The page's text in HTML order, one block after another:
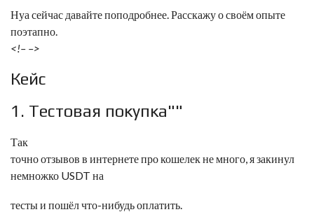
Нуа сейчас давайте поподробнее. Расскажу о своём опыте
поэтапно.
<!– –>
Кейс
1. Тестовая покупка
Так
точно отзывов в интернете про кошелек не много, я закинул
немножко USDT на
тесты и пошёл что-нибудь оплатить.